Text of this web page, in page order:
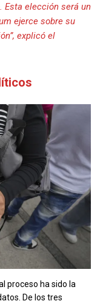
Esta elección será un
ejerce sobre su
explicó el
proceso ha sido la
De los tres